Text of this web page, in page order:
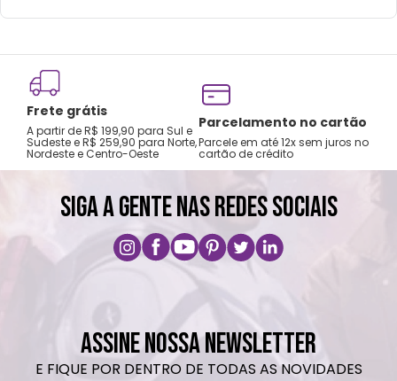
mochilas.
neutro.
Não recomendado colocar no freezer.
Não vai á lava-louças, nem ao micro-
ondas.
Não utilizar produtos químicos e abrasivos.
Frete grátis
A partir de R$ 199,90 para Sul e
Sudeste e R$ 259,90 para Norte,
Nordeste e Centro-Oeste
Parcelamento no cartão
Parcele em até 12x sem juros no
cartão de crédito
SIGA A GENTE NAS REDES SOCIAIS
ASSINE NOSSA NEWSLETTER
E FIQUE POR DENTRO DE TODAS AS NOVIDADES